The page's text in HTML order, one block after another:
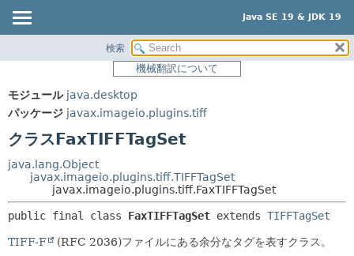
Java SE 19 & JDK 19
パッケージ
使用
ツリー
プレビュー
新規
非推奨
サマリー:
ネスト済
詳細:
フィールド
メソッド
検索
機械翻訳について
モジュール java.desktop
パッケージ javax.imageio.plugins.tiff
クラスFaxTIFFTagSet
java.lang.Object
javax.imageio.plugins.tiff.TIFFTagSet
javax.imageio.plugins.tiff.FaxTIFFTagSet
public final class FaxTIFFTagSet extends TIFFTagSet
TIFF-F (RFC 2036)ファイルにある余分なタグを表すクラス。